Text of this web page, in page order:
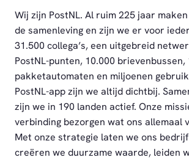
Wij zijn PostNL. Al ruim 225 jaar
de samenleving en zijn we er voor
31.500 collega’s, een uitgebreid
PostNL-punten, 10.000 brievenbussen,
pakketautomaten en miljoenen
PostNL-app zijn we altijd dichtbij.
zijn we in 190 landen actief. Onze
verbinding bezorgen wat ons allemaal
Met onze strategie laten we ons
creëren we duurzame waarde, leiden